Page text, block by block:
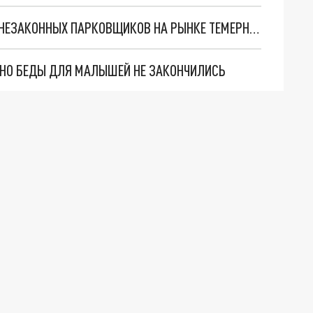
РОСТОВСКИЕ ПОЛИЦЕЙСКИЕ СНОВА ПОЙМАЛИ НЕЗАКОННЫХ ПАРКОВЩИКОВ НА РЫНКЕ ТЕМЕРНИК
БЕДЫ ДЛЯ МАЛЫШЕЙ НЕ ЗАКОНЧИЛИСЬ